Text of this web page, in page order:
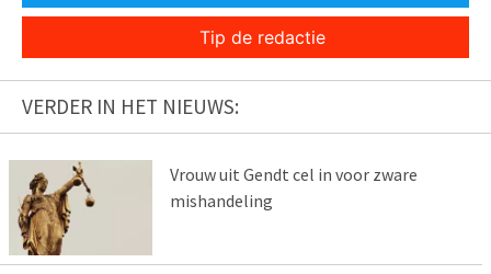
Tip de redactie
VERDER IN HET NIEUWS:
Vrouw uit Gendt cel in voor zware
mishandeling